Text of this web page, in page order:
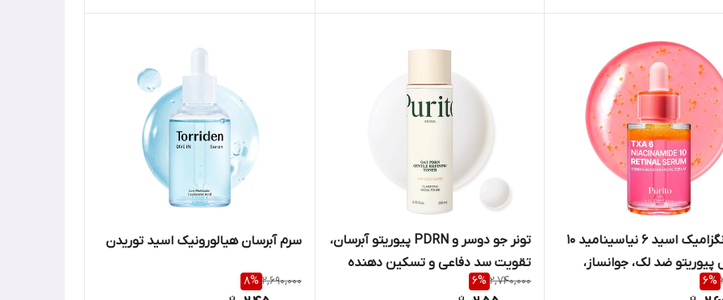
سرم ترانگزامیک اسید 6 نیاسینامید 10
پیوریتو ضد لک، جوانساز،
و منافذ پوست 6%
تونر جو دوسر و PDRN پیوریتو آبرسان،
تقویت سد دفاعی و تسکین دهنده
قوی پوست
2,740,000
6%
سرم آبرسان هیالورونیک اسید توریدن
2,690,000
8%